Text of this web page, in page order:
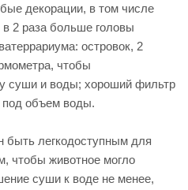
декорации, в том числе
2 раза больше головы
островок, 2
чтобы
суши и воды; хороший фильтр
под объем воды.
быть легкодоступным для
чтобы животное могло
суши к воде не менее,